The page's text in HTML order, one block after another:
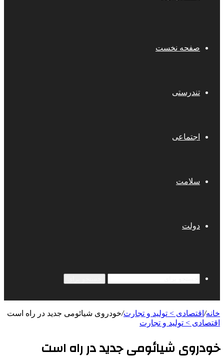
صفحه نخست
تندرستی
اجتماعی
سلامت
دولت
خانه/ اقتصادی > تولید و تجارت/خودروی شیائومی جدید در راه است
اقتصادی > تولید و تجارت
خودروی شیائومی جدید در راه است